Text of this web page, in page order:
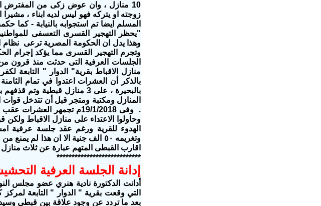
10 منازل ، وان عوض زكى من المفترض
زوجته او يتركه فهو ليس لديه ابناء ،
"يحظر التهجير القسرى التعسفى
وهذا يدل ان الحكومة المصرية ترعى نظام
وتجرم التهجير القسرى مما يؤكد إجرام
الجلسات العرفية التى حدثت منذ
منازل الاقباط بقرية" الدوار " التابعة
بالذكر أن العشرات اعتدوا في تمام
بالبحيرة ، على 3 منازل
المنازل ومكتبة ومتجر قبل أن تتدخل
. وفى 19/1/2018م تجمهر
وحاولوا الاعتداء على منازل الاقباط
الهدوء للقرية ورغم عقد جلسة عرفية
وتغريمه ٥٠ الف جنية الا ان هذا
اقارب القبطى المتهم عبارة عن ثلاث
****************************
إدانة الجلسة العرفية
أدانت الدكتورة نادية هنري عضو مجلس
بعد ما تردد عن وجود علاقة بين قبطي